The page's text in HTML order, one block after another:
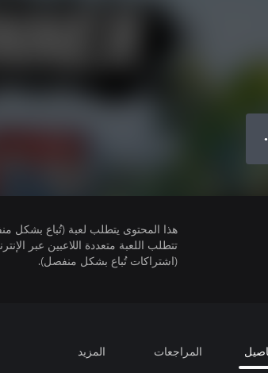
هذا المحتوى يتطلب لعبة (تُباع بشكل
(اشتراكات تُباع بشكل منفصل).
المراجعات المزيد